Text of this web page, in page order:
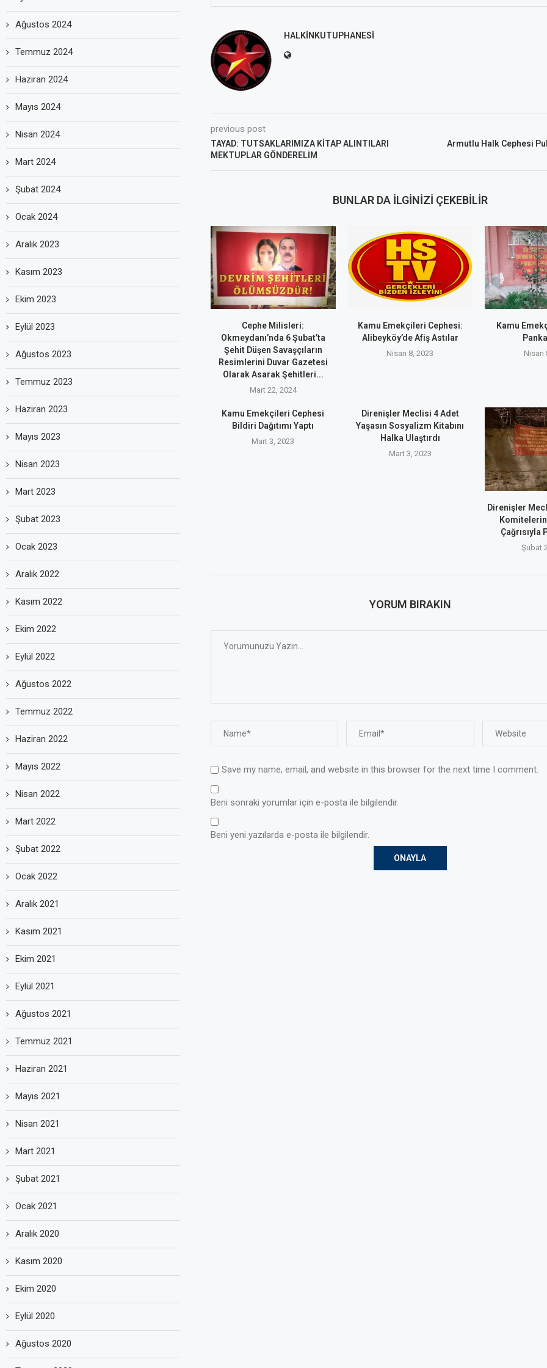
HALKINKUTUPHANESI
previous post
TAYAD: TUTSAKLARIMIZA KİTAP ALINTILARI
MEKTUPLAR GÖNDERELİM
Armutlu Halk Cephesi
BUNLAR DA İLGINIZI ÇEKEBILIR
Cephe Milisleri:
Okmeydanı’nda 6 Şubat’ta
Şehit Düşen Savaşçıların
Resimlerini Duvar Gazetesi
Olarak Asarak Şehitleri...
Mart 22, 2024
Kamu Emekçileri Cephesi:
Alibeyköy’de Afiş Astılar
Nisan 8, 2023
Kamu
Nisan
Kamu Emekçileri Cephesi
Bildiri Dağıtımı Yaptı
Mart 3, 2023
Direnişler Meclisi 4 Adet
Yaşasın Sosyalizm Kitabını
Halka Ulaştırdı
Mart 3, 2023
Direnişler
Çağrısıyla
Şubat
YORUM BIRAKIN
Save my name, email, and website in this browser for the next time I comment.
Beni sonraki yorumlar için e-posta ile bilgilendir.
Beni yeni yazılarda e-posta ile bilgilendir.
Ağustos 2024
Temmuz 2024
Haziran 2024
Mayıs 2024
Nisan 2024
Mart 2024
Şubat 2024
Ocak 2024
Aralık 2023
Kasım 2023
Ekim 2023
Eylül 2023
Ağustos 2023
Temmuz 2023
Haziran 2023
Mayıs 2023
Nisan 2023
Mart 2023
Şubat 2023
Ocak 2023
Aralık 2022
Kasım 2022
Ekim 2022
Eylül 2022
Ağustos 2022
Temmuz 2022
Haziran 2022
Mayıs 2022
Nisan 2022
Mart 2022
Şubat 2022
Ocak 2022
Aralık 2021
Kasım 2021
Ekim 2021
Eylül 2021
Ağustos 2021
Temmuz 2021
Haziran 2021
Mayıs 2021
Nisan 2021
Mart 2021
Şubat 2021
Ocak 2021
Aralık 2020
Kasım 2020
Ekim 2020
Eylül 2020
Ağustos 2020